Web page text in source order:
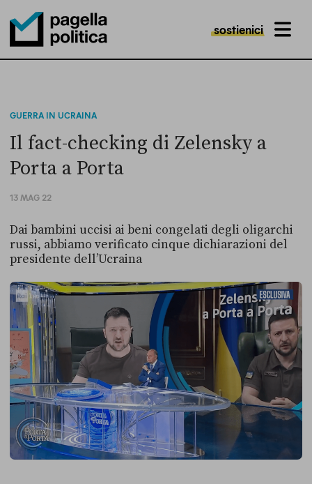
Pagella Politica Logo
sostienici MENU
GUERRA IN UCRAINA
Il fact-checking di Zelensky a
Porta a Porta
13 MAG 22
Dai bambini uccisi ai beni congelati degli oligarchi
russi, abbiamo verificato cinque dichiarazioni del
presidente dell’Ucraina